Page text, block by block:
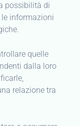
possibilità di
informazioni
quelle
dalla loro
relazione tra